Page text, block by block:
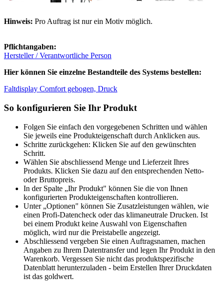
Hinweis: Pro Auftrag ist nur ein Motiv möglich.
Pflichtangaben:
Hersteller / Verantwortliche Person
Hier können Sie einzelne Bestandteile des Systems bestellen:
Faltdisplay Comfort gebogen, Druck
So konfigurieren Sie Ihr Produkt
Folgen Sie einfach den vorgegebenen Schritten und wählen
Sie jeweils eine Produkteigenschaft durch Anklicken aus.
Schritte zurückgehen: Klicken Sie auf den gewünschten
Schritt.
Wählen Sie abschliessend Menge und Lieferzeit Ihres
Produkts. Klicken Sie dazu auf den entsprechenden Netto-
oder Bruttopreis.
In der Spalte „Ihr Produkt" können Sie die von Ihnen
konfigurierten Produkteigenschaften kontrollieren.
Unter „Optionen" können Sie Zusatzleistungen wählen, wie
einen Profi-Datencheck oder das klimaneutrale Drucken. Ist
bei einem Produkt keine Auswahl von Eigenschaften
möglich, wird nur die Preistabelle angezeigt.
Abschliessend vergeben Sie einen Auftragsnamen, machen
Angaben zu Ihrem Datentransfer und legen Ihr Produkt in den
Warenkorb. Vergessen Sie nicht das produktspezifische
Datenblatt herunterzuladen - beim Erstellen Ihrer Druckdaten
ist das goldwert.